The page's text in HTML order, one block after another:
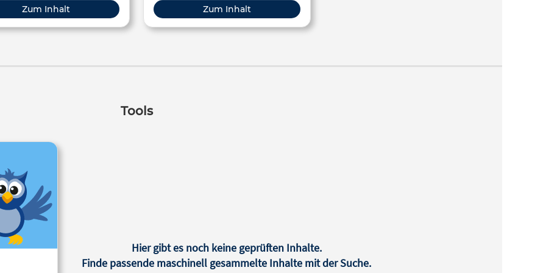
Zum Inhalt Zum Inhalt
Tools
Hier gibt es noch keine geprüften Inhalte.
Finde passende maschinell gesammelte Inhalte mit der Suche.